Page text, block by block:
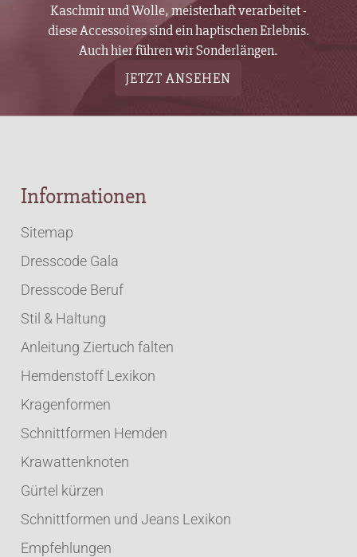
Kaschmir und Wolle, meisterhaft verarbeitet -
diese Accessoires sind ein haptischen Erlebnis.
Auch hier führen wir Sonderlängen.
JETZT ANSEHEN
Informationen
Sitemap
Dresscode Gala
Dresscode Beruf
Stil & Haltung
Anleitung Ziertuch falten
Hemdenstoff Lexikon
Kragenformen
Schnittformen Hemden
Krawattenknoten
Gürtel kürzen
Schnittformen und Jeans Lexikon
Empfehlungen